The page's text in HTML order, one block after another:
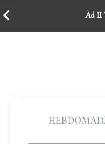
Ad II